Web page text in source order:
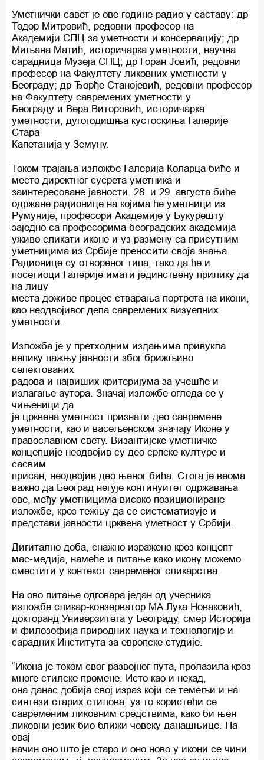
Уметнички савет је ове године радио у саставу: др
Тодор Митровић, редовни професор на
Академији СПЦ за уметности и консервацију; др
Миљана Матић, историчарка уметности, научна
сарадница Музеја СПЦ; др Горан Јовић, редовни
професор на Факултету ликовних уметности у
Београду; др Ђорђе Станојевић, редовни професор
на Факултету савремених уметности у
Београду и Вера Виторовић, историчарка
уметности, дугогодишња кустоскиња Галерије
Стара
Капетанија у Земуну.
Током трајања изложбе Галерија Коларца биће и
место директног сусрета уметника и
заинтересоване јавности. 28. и 29. августа биће
одржане радионице на којима ће уметници из
Румуније, професори Академије у Букурешту
заједно са професорима београдских академија
уживо сликати иконе и уз размену са присутним
уметницима из Србије преносити своја знања.
Радионице су отвореног типа, тако да ће и
посетиоци Галерије имати јединствену прилику да
на лицу
места доживе процес стварања портрета на икони,
као неодвојивог дела савремених визуелних
уметности.
Изложба је у претходним издањима привукла
велику пажњу јавности због брижљиво
селектованих
радова и највиших критеријума за учешће и
излагање аутора. Значај изложбе огледа се у
чињеници да
је црквена уметност признати део савремене
уметности, као и васељенском значају Иконе у
православном свету. Византијске уметничке
концепције неодвојив су део српске културе и
сасвим
присан, неодвојив део њеног бића. Стога је веома
важно да Београд негује континуитет одржавања
ове, међу уметницима високо позициониране
изложбе, кроз тежњу да се систематизује и
представи јавности црквена уметност у Србији.
Дигитално доба, снажно изражено кроз концепт
мас-медија, намеће и питање како икону можемо
сместити у контекст савременог сликарства.
На ово питање одговара један од учесника
изложбе сликар-конзерватор МА Лука Новаковић,
докторанд Универзитета у Београду, смер Историја
и филозофија природних наука и технологије и
сарадник Института за европске студије.
“Икона је током свог развојног пута, пролазила кроз
многе стилске промене. Исто као и некад,
она данас добија свој израз који се темељи и на
синтези старих стилова, уз то користећи се
савременим ликовним средствима, како би њен
ликовни језик био ближи човеку данашњице. На
овај
начин оно што је старо и оно ново у икони се чини